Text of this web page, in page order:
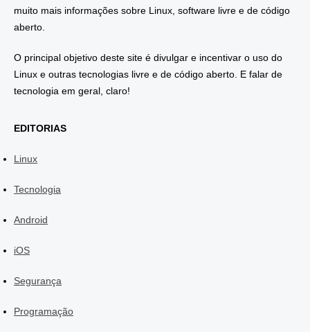
muito mais informações sobre Linux, software livre e de código
aberto.
O principal objetivo deste site é divulgar e incentivar o uso do
Linux e outras tecnologias livre e de código aberto. E falar de
tecnologia em geral, claro!
EDITORIAS
Linux
Tecnologia
Android
iOS
Segurança
Programação